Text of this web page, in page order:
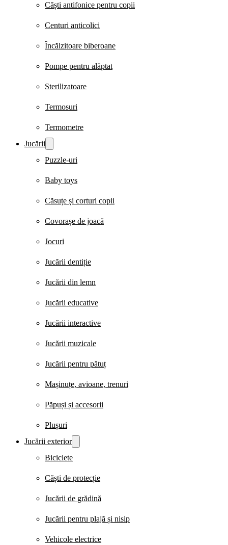
Căști antifonice pentru copii
Centuri anticolici
Încălzitoare biberoane
Pompe pentru alăptat
Sterilizatoare
Termosuri
Termometre
Jucării
Puzzle-uri
Baby toys
Căsuțe și corturi copii
Covorașe de joacă
Jocuri
Jucării dentiție
Jucării din lemn
Jucării educative
Jucării interactive
Jucării muzicale
Jucării pentru pătuț
Mașinuțe, avioane, trenuri
Păpuși și accesorii
Plușuri
Jucării exterior
Biciclete
Căști de protecție
Jucării de grădină
Jucării pentru plajă și nisip
Vehicole electrice